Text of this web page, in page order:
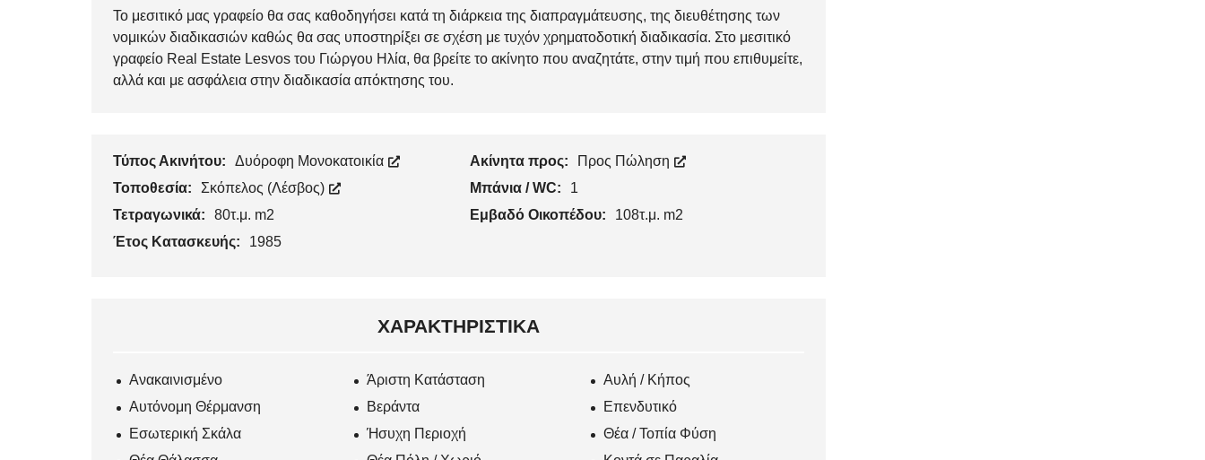
Το μεσιτικό μας γραφείο θα σας καθοδηγήσει κατά τη διάρκεια της διαπραγμάτευσης, της διευθέτησης των
νομικών διαδικασιών καθώς θα σας υποστηρίξει σε σχέση με τυχόν χρηματοδοτική διαδικασία. Στο μεσιτικό
γραφείο Real Estate Lesvos του Γιώργου Ηλία, θα βρείτε το ακίνητο που αναζητάτε, στην τιμή που επιθυμείτε,
αλλά και με ασφάλεια στην διαδικασία απόκτησης του.
Τύπος Ακινήτου: Δυόροφη Μονοκατοικία Ακίνητα προς:
Προς Πώληση
Τοποθεσία:
Σκόπελος (Λέσβος) Μπάνια / WC:
1
Τετραγωνικά:
80τ.μ. m2 Εμβαδό Οικοπέδου:
108τ.μ. m2
Έτος Κατασκευής:
1985
ΧΑΡΑΚΤΗΡΙΣΤΙΚΆ
Ανακαινισμένο Άριστη Κατάσταση
Αυλή / Κήπος
Αυτόνομη Θέρμανση
Βεράντα
Επενδυτικό
Εσωτερική Σκάλα
Ήσυχη Περιοχή
Θέα / Τοπία Φύση